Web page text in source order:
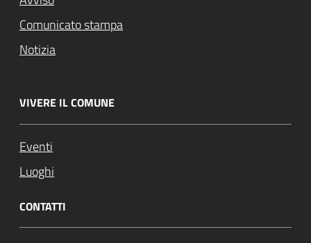
Comunicato stampa
Notizia
VIVERE IL COMUNE
Eventi
Luoghi
CONTATTI